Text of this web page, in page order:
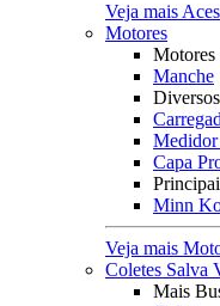
Veja mais
Motores
Motores
Manche
Diversos
Medidor
Capa
Minn
Veja mais
Coletes Salva
Mais